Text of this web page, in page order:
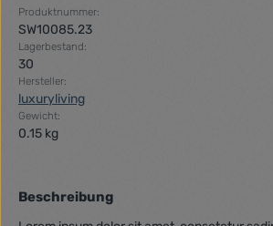
Produktnummer:
SW10085.23
Lagerbestand:
30
Hersteller:
luxuryliving
Gewicht:
0.15 kg
Beschreibung